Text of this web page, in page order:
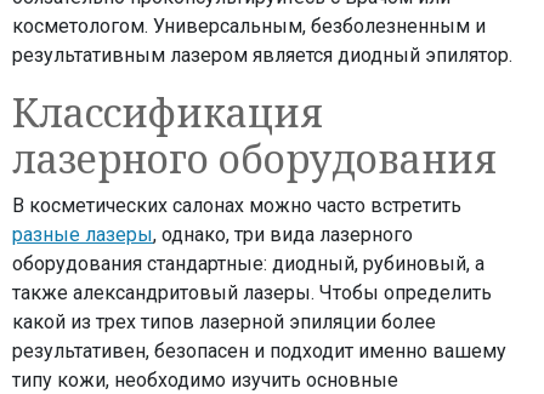
косметологом. Универсальным, безболезненным и
результативным лазером является диодный эпилятор.
Классификация
лазерного оборудования
В косметических салонах можно часто встретить
разные лазеры, однако, три вида лазерного
оборудования стандартные: диодный, рубиновый, а
также александритовый лазеры. Чтобы определить
какой из трех типов лазерной эпиляции более
результативен, безопасен и подходит именно вашему
типу кожи, необходимо изучить основные